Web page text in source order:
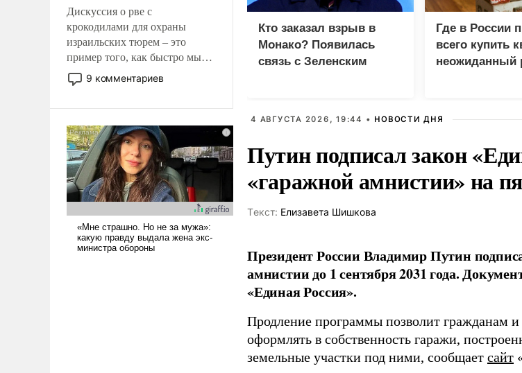
Дискуссия о рве с
крокодилами для охраны
израильских тюрем – это
пример того, как быстро мы
двигаемся по пути
революционных изменений.
псевдонаучной фантастики,
стало всерьез обсуждаемой
идеей.
9 комментариев
Кто заказал взрыв в
Монако? Появилась
связь с Зеленским
Где в России
всего купить
неожиданный
4 АВГУСТА 2026, 19:44 • НОВОСТИ ДНЯ
Путин подписал закон
«гаражной амнистии» на
Tекст: Елизавета Шишкова
Президент России Владимир Путин
амнистии до 1 сентября 2031 года.
«Единая Россия».
Продление программы позволит гражданам
оформлять в собственность гаражи,
земельные участки под ними, сообщает сайт